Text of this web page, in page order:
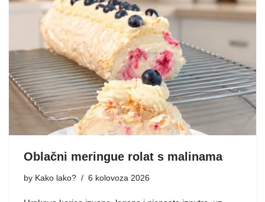
Oblačni meringue rolat s malinama
by Kako lako? 6 kolovoza 2026